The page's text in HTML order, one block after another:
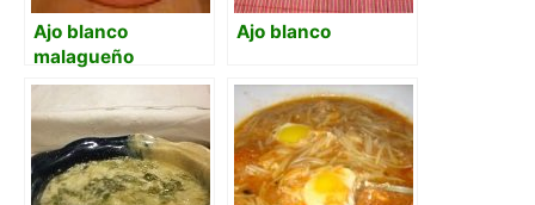
Ajo blanco
malagueño
Ajo blanco